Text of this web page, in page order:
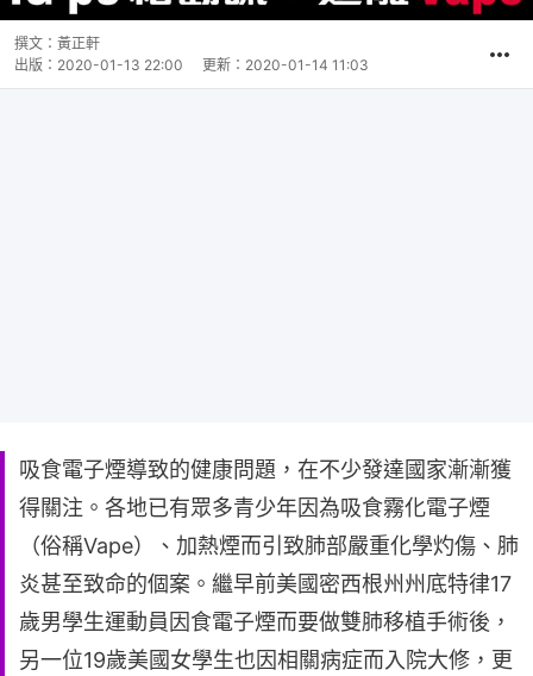
撰文： 黃正軒
出版： 2020-01-13 22:00 更新： 2020-01-14 11:03
吸食電子煙導致的健康問題，在不少發達國家漸漸獲
得關注。各地已有眾多青少年因為吸食霧化電子煙
（俗稱Vape）、加熱煙而引致肺部嚴重化學灼傷、肺
炎甚至致命的個案。繼早前美國密西根州州底特律17
歲男學生運動員因食電子煙而要做雙肺移植手術後，
另一位19歲美國女學生也因相關病症而入院大修，更